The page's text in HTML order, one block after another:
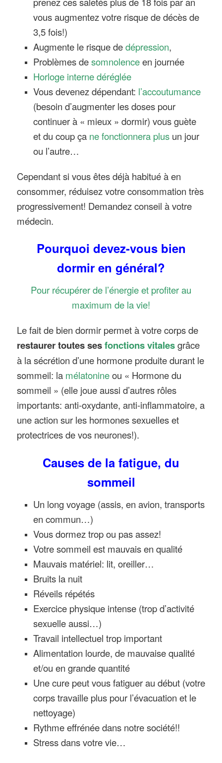
vous augmentez votre risque de décès de
3,5 fois!)
Augmente le risque dedépression,
Problèmes desomnolenceen journée
Horloge interne déréglée
Vous devenez dépendant: l’accoutumance
(besoin d’augmenter les doses pour
continuer à « mieux » dormir) vous guète
et du coup ça ne fonctionnera plusun jour
ou l’autre…
Cependant si vous êtes déjà habitué à en
consommer, réduisez votre consommation très
progressivement! Demandez conseil à votre
médecin.
Pourquoi devez-vous bien
dormir en général?
Pour récupérer de l’énergie et profiter au
maximum de la vie!
Le fait de bien dormir permet à votre corps de
restaurer toutes sesfonctions vitalesgrâce
à la sécrétion d’une hormone produite durant le
sommeil: la mélatonineou « Hormone du
sommeil » (elle joue aussi d’autres rôles
importants: anti-oxydante, anti-inflammatoire, a
une action sur les hormones sexuelles et
protectrices de vos neurones!).
Causes de la fatigue, du
sommeil
Un long voyage (assis, en avion, transports
en commun…)
Vous dormez trop ou pas assez!
Votre sommeil est mauvais en qualité
Mauvais matériel: lit, oreiller…
Bruits la nuit
Réveils répétés
Exercice physique intense (trop d’activité
sexuelle aussi…)
Travail intellectuel trop important
Alimentation lourde, de mauvaise qualité
et/ou en grande quantité
Une cure peut vous fatiguer au début (votre
corps travaille plus pour l’évacuation et le
nettoyage)
Rythme effrénée dans notre société!!
Stress dans votre vie…